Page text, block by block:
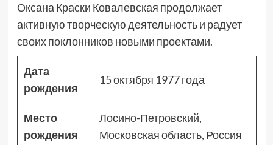
Оксана Краски Ковалевская продолжает
активную творческую деятельность и радует
своих поклонников новыми проектами.
Дата
рождения
15 октября 1977 года
Место
рождения
Лосино-Петровский,
Московская область, Россия